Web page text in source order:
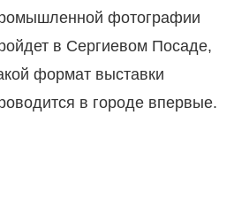
фотографии
в Сергиевом Посаде,
формат выставки
в городе впервые.